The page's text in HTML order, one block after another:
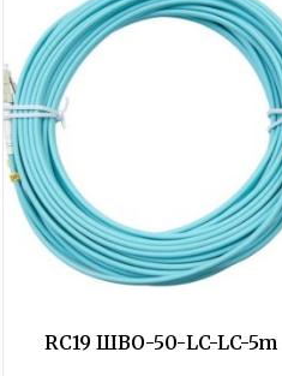
RC19 ШВО-50-LC-LC-5m